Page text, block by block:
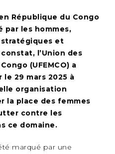
République du Congo
par les hommes,
et
l’Union des
(UFEMCO) a
29 mars 2025 à
organisation
la place des femmes
contre les
ce domaine.
marqué par une